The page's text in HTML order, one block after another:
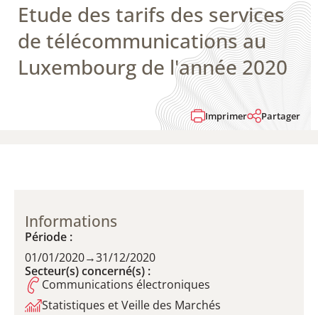
Etude des tarifs des services
de télécommunications au
Luxembourg de l'année 2020
Imprimer Partager
Informations
Période :
01/01/2020→31/12/2020
Secteur(s) concerné(s) :
Communications électroniques
Statistiques et Veille des Marchés